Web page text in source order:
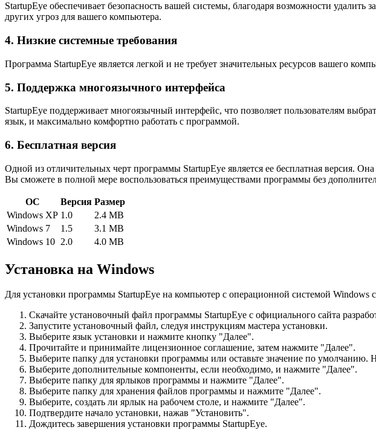
StartupEye обеспечивает безопасность вашей системы, благодаря возможности
других угроз для вашего компьютера.
4. Низкие системные требования
Программа StartupEye является легкой и не требует значительных ресурсов вашего
5. Поддержка многоязычного интерфейса
StartupEye поддерживает многоязычный интерфейс, что позволяет пользователям
язык, и максимально комфортно работать с программой.
6. Бесплатная версия
Одной из отличительных черт программы StartupEye является ее бесплатная версия.
Вы сможете в полной мере воспользоваться преимуществами программы без
ОС Версия Размер
Windows XP 1.0
2.4 MB
Windows 7
1.5
3.1 MB
Windows 10 2.0 4.0 MB
Установка на Windows
Для установки программы StartupEye на компьютер с операционной системой Windows
Скачайте установочный файл программы StartupEye с официального сайта
Запустите установочный файл, следуя инструкциям мастера установки.
Выберите язык установки и нажмите кнопку "Далее".
Прочитайте и принимайте лицензионное соглашение, затем нажмите "Далее".
Выберите папку для установки программы или оставьте значение по умолчанию.
Выберите дополнительные компоненты, если необходимо, и нажмите "Далее".
Выберите папку для ярлыков программы и нажмите "Далее".
Выберите папку для хранения файлов программы и нажмите "Далее".
Выберите, создать ли ярлык на рабочем столе, и нажмите "Далее".
Подтвердите начало установки, нажав "Установить".
Дождитесь завершения установки программы StartupEye.